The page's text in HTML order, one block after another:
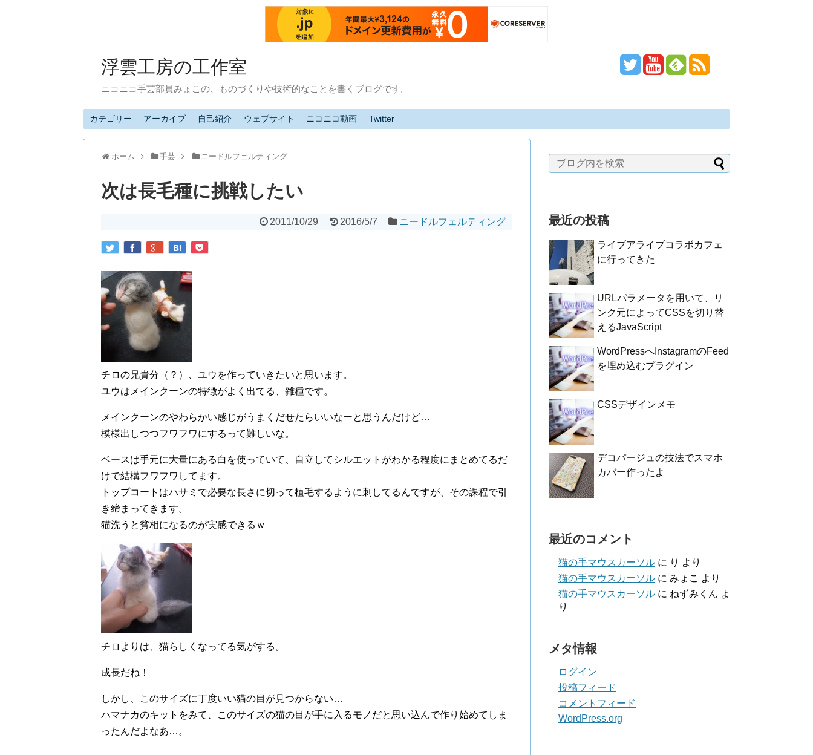
浮雲工房の工作室
ニコニコ手芸部員みょこの、ものづくりや技術的なことを書くブログです。
カテゴリー アーカイブ 自己紹介 ウェブサイト ニコニコ動画 Twitter
ホーム 手芸 ニードルフェルティング
次は長毛種に挑戦したい
2011/10/29 2016/5/7 ニードルフェルティング
チロの兄貴分（？）、ユウを作っていきたいと思います。
ユウはメインクーンの特徴がよく出てる、雑種です。
メインクーンのやわらかい感じがうまくだせたらいいなーと思うんだけど…
模様出しつつフワフワにするって難しいな。
ベースは手元に大量にある白を使っていて、自立してシルエットがわかる程度にまとめてるだ
けで結構フワフワしてます。
トップコートはハサミで必要な長さに切って植毛するように刺してるんですが、その課程で引
き締まってきます。
猫洗うと貧相になるのが実感できるｗ
チロよりは、猫らしくなってる気がする。
成長だね！
しかし、このサイズに丁度いい猫の目が見つからない…
ハマナカのキットをみて、このサイズの猫の目が手に入るモノだと思い込んで作り始めてしま
ったんだよなあ…。
最近の投稿
ライブアライブコラボカフェ
に行ってきた
URLパラメータを用いて、リ
ンク元によってCSSを切り替
えるJavaScript
WordPressへInstagramのFeed
を埋め込むプラグイン
CSSデザインメモ
デコパージュの技法でスマホ
カバー作ったよ
最近のコメント
猫の手マウスカーソル に り より
猫の手マウスカーソル に みょこ より
猫の手マウスカーソル に ねずみくん よ
り
メタ情報
ログイン
投稿フィード
コメントフィード
WordPress.org